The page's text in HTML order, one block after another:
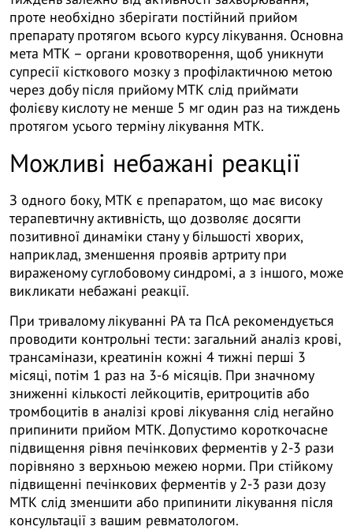
проте необхідно зберігати постійний прийом
препарату протягом всього курсу лікування. Основна
мета МТК – органи кровотворення, щоб уникнути
супресії кісткового мозку з профілактичною метою
через добу після прийому МТК слід приймати
фолієву кислоту не менше 5 мг один раз на тиждень
протягом усього терміну лікування МТК.
Можливі небажані реакції
З одного боку, МТК є препаратом, що має високу
терапевтичну активність, що дозволяє досягти
позитивної динаміки стану у більшості хворих,
наприклад, зменшення проявів артриту при
вираженому суглобовому синдромі, а з іншого, може
викликати небажані реакції.
При тривалому лікуванні РА та ПсА рекомендується
проводити контрольні тести: загальний аналіз крові,
трансамінази, креатинін кожні 4 тижні перші 3
місяці, потім 1 раз на 3-6 місяців. При значному
зниженні кількості лейкоцитів, еритроцитів або
тромбоцитів в аналізі крові лікування слід негайно
припинити прийом МТК. Допустимо короткочасне
підвищення рівня печінкових ферментів у 2-3 рази
порівняно з верхньою межею норми. При стійкому
підвищенні печінкових ферментів у 2-3 рази дозу
МТК слід зменшити або припинити лікування після
консультації з вашим ревматологом.